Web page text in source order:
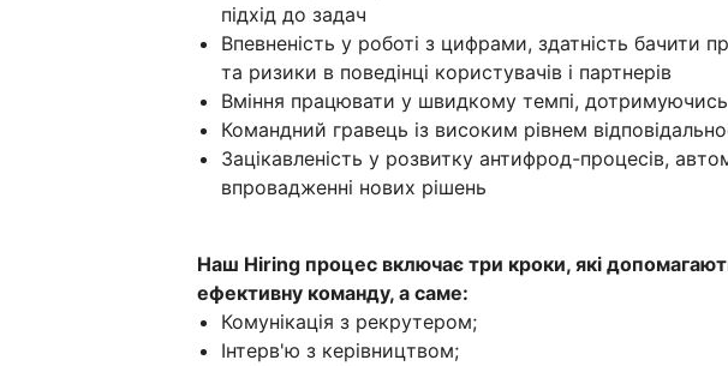
підхід до задач
Впевненість у роботі з цифрами, здатність бачити
та ризики в поведінці користувачів і партнерів
Вміння працювати у швидкому темпі, дотримуючись
Командний гравець із високим рівнем
Зацікавленість у розвитку антифрод-процесів,
впровадженні нових рішень
Наш Hiring процес включає три кроки, які
ефективну команду, а саме:
Комунікація з рекрутером;
Інтерв'ю з керівництвом;